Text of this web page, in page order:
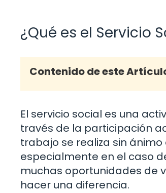
¿Qué es el Servicio
Contenido de este
El servicio social es una
través de la participación
trabajo se realiza sin
especialmente en el caso
muchas oportunidades de
hacer una diferencia.